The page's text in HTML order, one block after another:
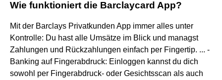
Wie funktioniert die Barclaycard App?
Mit der Barclays Privatkunden App immer alles unter
Kontrolle: Du hast alle Umsätze im Blick und managst
Zahlungen und Rückzahlungen einfach per Fingertip. ... -
Banking auf Fingerabdruck: Einloggen kannst du dich
sowohl per Fingerabdruck- oder Gesichtsscan als auch